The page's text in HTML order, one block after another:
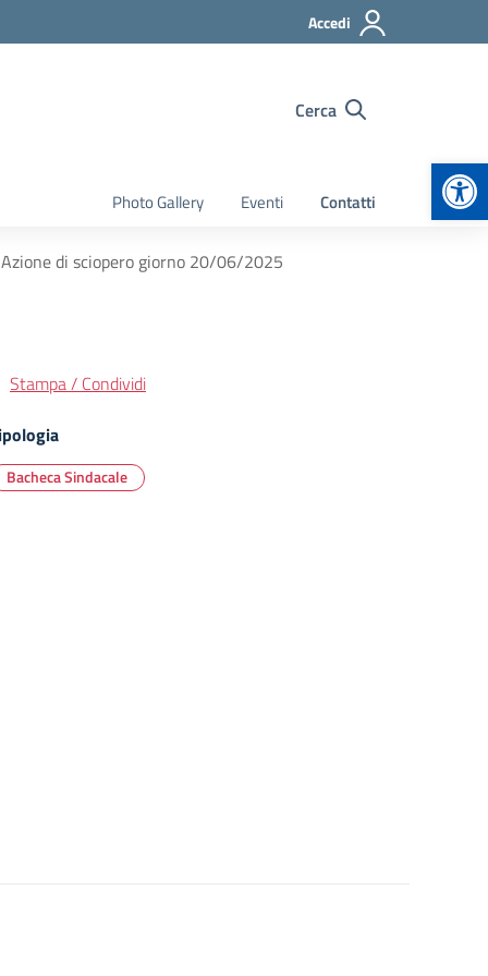
Accedi
Cerca
Photo Gallery Eventi Contatti
di sciopero giorno 20/06/2025
Stampa / Condividi
Bacheca Sindacale